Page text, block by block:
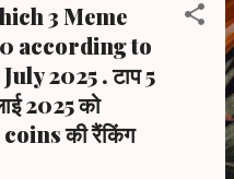
3 Meme
according to
2025 . टाप 5
2025 को
की रैंकिंग